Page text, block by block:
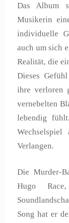
Das Album
Musikerin
individuelle
auch um sich
Realität, die
Dieses
ihre verloren
vernebelten
lebendig
Wechselspiel
Verlangen.
Die Murder-
Hugo
Song hat er